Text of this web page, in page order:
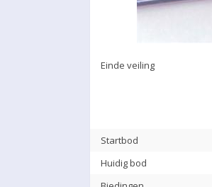
Einde veiling
Startbod
Huidig bod